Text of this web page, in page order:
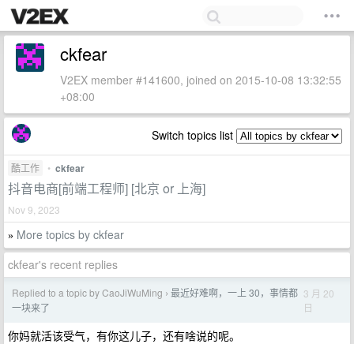
ckfear
V2EX member #141600, joined on 2015-10-08 13:32:55
+08:00
Switch topics list
酷工作 • ckfear
抖音电商[前端工程师] [北京 or 上海]
Nov 9, 2023
» More topics by ckfear
ckfear's recent replies
Replied to a topic by CaoJiWuMing › 最近好难啊，一上 30，事情都
一块来了
3 月 20
日
你妈就活该受气，有你这儿子，还有啥说的呢。